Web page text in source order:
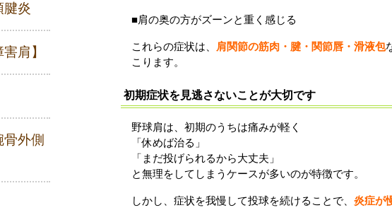
■肩の奥の方がズーンと重く感じる
これらの症状は、 肩関節の筋肉・腱・関節唇・滑液包
こります。
初期症状を見逃さないことが大切です
野球肩は、初期のうちは痛みが軽く
「休めば治る」
「まだ投げられるから大丈夫」
と無理をしてしまうケースが多いのが特徴です。
しかし、症状を我慢して投球を続けることで、 炎症が
腱炎
肩】
外側